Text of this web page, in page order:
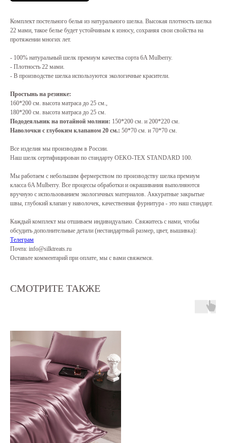
Комплект постельного белья из натурального шелка. Высокая плотность шелка
22 мами, такое белье будет устойчивым к износу, сохраняя свои свойства на
протяжении многих лет.
- 100% натуральный шелк премиум качества сорта 6A Mulberry.
- Плотность 22 мами.
- В производстве шелка используются экологичные красители.
Простынь на резинке:
160*200 см. высота матраса до 25 см.,
180*200 см. высота матраса до 25 см.
Пододеяльник на потайной молнии: 150*200 см. и 200*220 см.
Наволочки с глубоким клапаном 20 см.: 50*70 см. и 70*70 см.
Все изделия мы производим в России.
Наш шелк сертифицирован по стандарту OEKO-TEX STANDARD 100.
Мы работаем с небольшим фермерством по производству шелка премиум
класса 6A Mulberry. Все процессы обработки и окрашивания выполняются
вручную с использованием экологичных материалов. Аккуратные закрытые
швы, глубокий клапан у наволочек, качественная фурнитура - это наш стандарт.
Каждый комплект мы отшиваем индивидуально. Свяжитесь с нами, чтобы
обсудить дополнительные детали (нестандартный размер, цвет, вышивка):
Телеграм
Почта: info@silktreats.ru
Оставьте комментарий при оплате, мы с вами свяжемся.
СМОТРИТЕ ТАКЖЕ